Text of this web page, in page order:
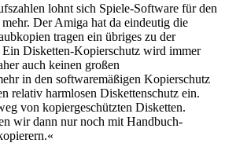
lohnt sich Spiele-Software für den
Der Amiga hat da eindeutig die
tragen ein übriges zu der
Ein Disketten-Kopierschutz wird immer
auch keinen großen
in den softwaremäßigen Kopierschutz
relativ harmlosen Diskettenschutz ein.
von kopiergeschützten Disketten.
wir dann nur noch mit Handbuch-